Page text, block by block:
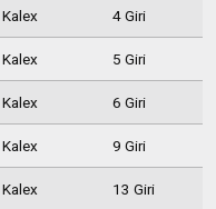
Kalex 4 Giri
Kalex 5 Giri
Kalex 6 Giri
Kalex 9 Giri
Kalex 13 Giri